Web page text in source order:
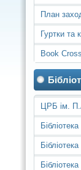
План
Гуртки та
Book
ЦРБ ім.